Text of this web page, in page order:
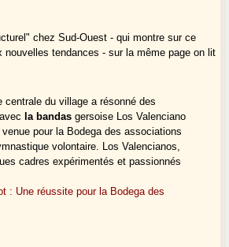
chez Sud-Ouest - qui montre sur ce
nouvelles tendances - sur la même page on lit
centrale du village a résonné des
la bandas gersoise Los Valenciano
pour la Bodega des associations
volontaire. Los Valencianos,
cadres expérimentés et passionnés
: Une réussite pour la Bodega des